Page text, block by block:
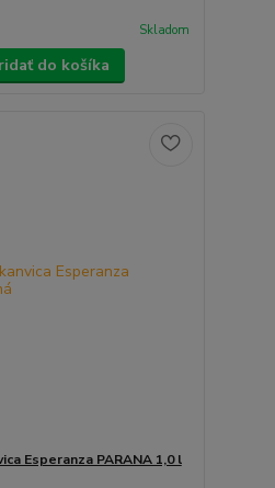
Skladom
do košíka
Esperanza PARANA 1,0 l